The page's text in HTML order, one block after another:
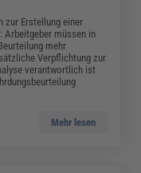
zur Erstellung einer
Arbeitgeber müssen in
mehr
Verpflichtung zur
verantwortlich ist
Mehr lesen